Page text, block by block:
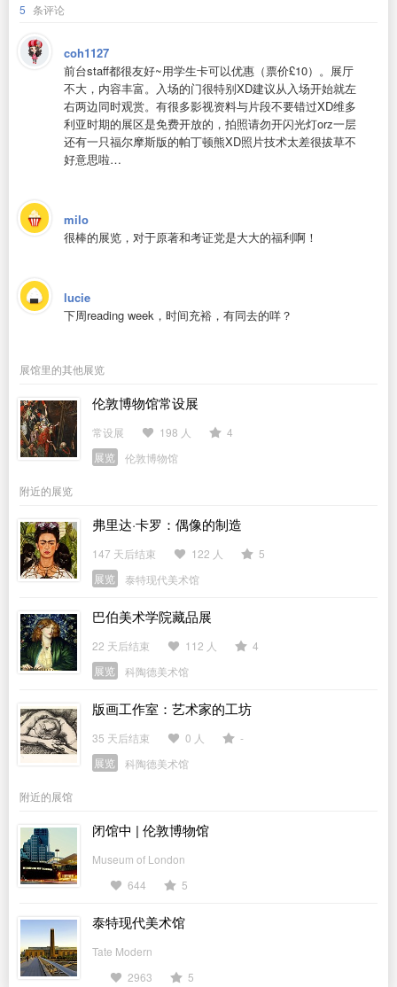
5 条评论
coh1127
前台staff都很友好~用学生卡可以优惠（票价£10）。展厅
不大，内容丰富。入场的门很特别XD建议从入场开始就左
右两边同时观赏。有很多影视资料与片段不要错过XD维多
利亚时期的展区是免费开放的，拍照请勿开闪光灯orz一层
还有一只福尔摩斯版的帕丁顿熊XD照片技术太差很拔草不
好意思啦…
milo
很棒的展览，对于原著和考证党是大大的福利啊！
lucie
下周reading week，时间充裕，有同去的咩？
展馆里的其他展览
伦敦博物馆常设展
常设展 198 人
4
展览
伦敦博物馆
附近的展览
弗里达·卡罗：偶像的制造
147 天后结束 122 人
5
展览
泰特现代美术馆
巴伯美术学院藏品展
22 天后结束 112 人
4
展览
科陶德美术馆
版画工作室：艺术家的工坊
35 天后结束 0 人
-
展览
科陶德美术馆
附近的展馆
闭馆中 | 伦敦博物馆
Museum of London
644
5
泰特现代美术馆
Tate Modern
2963
5